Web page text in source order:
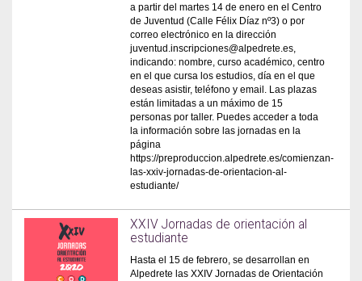
a partir del martes 14 de enero en el Centro
de Juventud (Calle Félix Díaz nº3) o por
correo electrónico en la dirección
juventud.inscripciones@alpedrete.es,
indicando: nombre, curso académico, centro
en el que cursa los estudios, día en el que
deseas asistir, teléfono y email. Las plazas
están limitadas a un máximo de 15
personas por taller. Puedes acceder a toda
la información sobre las jornadas en la
página
https://preproduccion.alpedrete.es/comienzan-
las-xxiv-jornadas-de-orientacion-al-
estudiante/
XXIV Jornadas de orientación al
estudiante
Hasta el 15 de febrero, se desarrollan en
Alpedrete las XXIV Jornadas de Orientación